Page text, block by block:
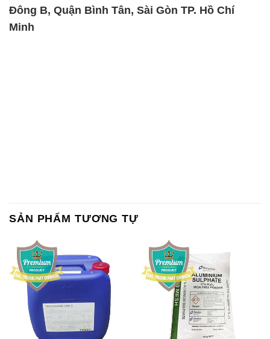
Đông B, Quận Bình Tân, Sài Gòn TP. Hồ Chí
Minh
SẢN PHẨM TƯƠNG TỰ